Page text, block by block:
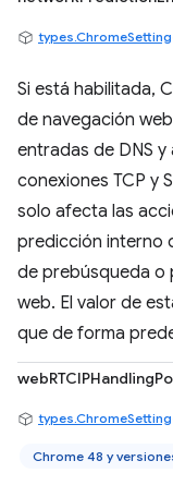
types.ChromeSetting
Si está habilitada,
de navegación
entradas de DNS
conexiones TCP y
solo afecta las
predicción interno
de prebúsqueda o
web. El valor de
que de forma
types.ChromeSetting
Chrome 48 y